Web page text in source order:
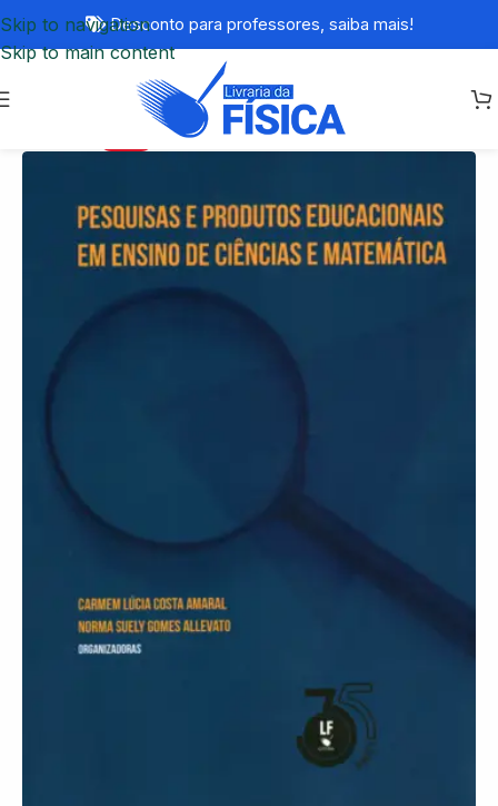
Skip to navigation
Skip to main content
Desconto para professores, saiba mais!